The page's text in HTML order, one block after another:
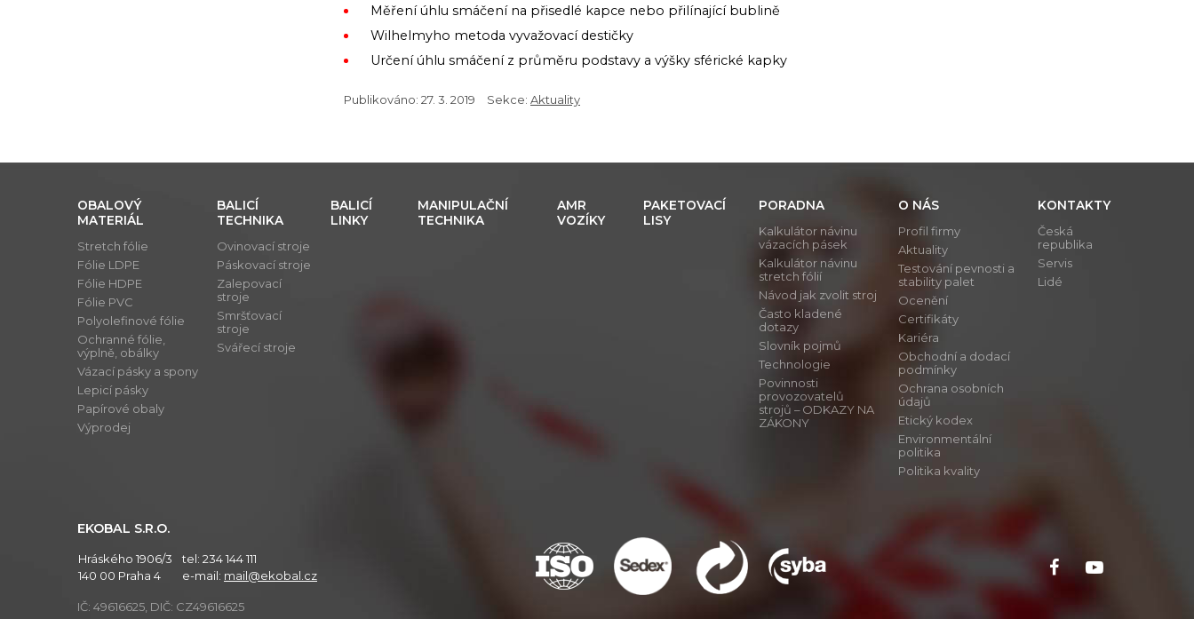
Měření úhlu smáčení na přisedlé kapce nebo přilínající bublině
Wilhelmyho metoda vyvažovací destičky
Určení úhlu smáčení z průměru podstavy a výšky sférické kapky
Publikováno: 27. 3. 2019 Sekce: Aktuality
OBALOVÝ
MATERIÁL
Stretch fólie
Fólie LDPE
Fólie HDPE
Fólie PVC
Polyolefinové fólie
Ochranné fólie,
výplně, obálky
Vázací pásky a spony
Lepicí pásky
Papírové obaly
Výprodej
BALICÍ
TECHNIKA
Ovinovací stroje
Páskovací stroje
Zalepovací
stroje
Smršťovací
stroje
Svářecí stroje
BALICÍ
LINKY
MANIPULAČNÍ
TECHNIKA
AMR
VOZÍKY
PAKETOVACÍ
LISY
PORADNA
Kalkulátor návinu
vázacích pásek
Kalkulátor návinu
stretch fólií
Návod jak zvolit stroj
Často kladené
dotazy
Slovník pojmů
Technologie
Povinnosti
provozovatelů
strojů – ODKAZY NA
ZÁKONY
O NÁS
Profil firmy
Aktuality
Testování pevnosti a
stability palet
Ocenění
Certifikáty
Kariéra
Obchodní a dodací
podmínky
Ochrana osobních
údajů
Etický kodex
Environmentální
politika
Politika kvality
KONTAKTY
Česká
republika
Servis
Lidé
EKOBAL S.R.O.
Hráského 1906/3
140 00 Praha 4
tel: 234 144 111
e-mail: mail@ekobal.cz
IČ: 49616625, DIČ: CZ49616625